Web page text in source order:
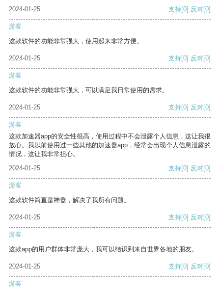
2024-01-25 支持[0] 反对[0]
游客
这款软件的功能非常强大，使用起来非常方便。
2024-01-25 支持[0] 反对[0]
游客
这款软件的功能非常强大，可以满足我日常使用的需求。
2024-01-25 支持[0] 反对[0]
游客
这款加速器app的安全性很高，使用过程中不会泄露个人信息，这让我很
放心。我以前使用过一些其他的加速器app，经常会出现个人信息泄露的
情况，这让我非常担心。
2024-01-25
支持[0] 反对[0]
游客
这款软件简直是神器，解决了我所有问题。
2024-01-25 支持[0] 反对[0]
游客
这款app的用户群体非常庞大，我可以结识到来自世界各地的朋友。
2024-01-25 支持[0] 反对[0]
游客